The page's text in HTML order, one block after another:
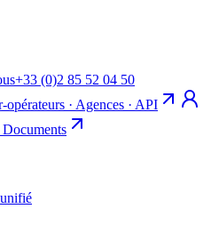
+33 (0)2 85 52 04 50
opérateurs · Agences · API
Documents